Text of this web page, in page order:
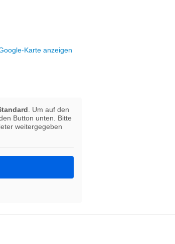
Karte anzeigen
. Um auf den
Button unten. Bitte
weitergegeben